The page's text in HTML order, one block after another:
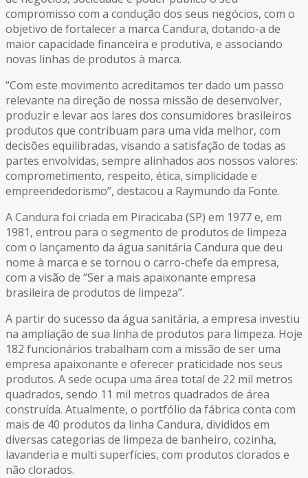
compromisso com a condução dos seus negócios, com o
objetivo de fortalecer a marca Candura, dotando-a de
maior capacidade financeira e produtiva, e associando
novas linhas de produtos à marca.
“Com este movimento acreditamos ter dado um passo
relevante na direção de nossa missão de desenvolver,
produzir e levar aos lares dos consumidores brasileiros
produtos que contribuam para uma vida melhor, com
decisões equilibradas, visando a satisfação de todas as
partes envolvidas, sempre alinhados aos nossos valores:
comprometimento, respeito, ética, simplicidade e
empreendedorismo”, destacou a Raymundo da Fonte.
A Candura foi criada em Piracicaba (SP) em 1977 e, em
1981, entrou para o segmento de produtos de limpeza
com o lançamento da água sanitária Candura que deu
nome à marca e se tornou o carro-chefe da empresa,
com a visão de “Ser a mais apaixonante empresa
brasileira de produtos de limpeza”.
A partir do sucesso da água sanitária, a empresa investiu
na ampliação de sua linha de produtos para limpeza. Hoje
182 funcionários trabalham com a missão de ser uma
empresa apaixonante e oferecer praticidade nos seus
produtos. A sede ocupa uma área total de 22 mil metros
quadrados, sendo 11 mil metros quadrados de área
construída. Atualmente, o portfólio da fábrica conta com
mais de 40 produtos da linha Candura, divididos em
diversas categorias de limpeza de banheiro, cozinha,
lavanderia e multi superfícies, com produtos clorados e
não clorados.